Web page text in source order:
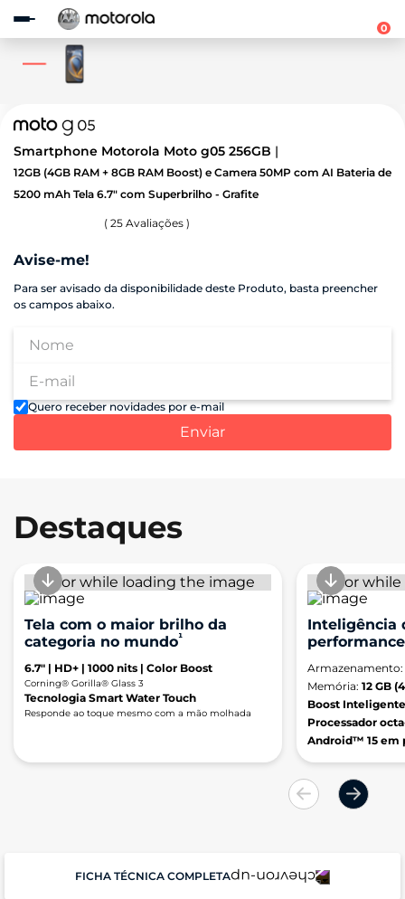
Observação:
este
site
acessibilidade.
0
Smartphone Motorola Moto g05 256GB
12GB (4GB RAM + 8GB RAM Boost) e Camera 50MP com AI Bateria de
5200 mAh Tela 6.7" com Superbrilho - Grafite
( 25 Avaliações )
Avise-me!
Para ser avisado da disponibilidade deste Produto, basta preencher
os campos abaixo.
Quero receber novidades por e-mail
Enviar
Destaques
Tela com o maior brilho da
categoria no mundo¹
6.7" | HD+ | 1000 nits | Color Boost
Corning® Gorilla® Glass 3
Tecnologia Smart Water Touch
Responde ao toque mesmo com a mão molhada
Inteligência
performance
Armazenamento:
Memória: 12 GB
Boost
Processador
Android™ 15 em
FICHA TÉCNICA COMPLETA